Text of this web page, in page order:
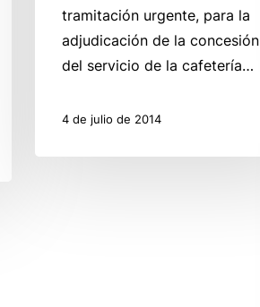
tramitación urgente, para la
adjudicación de la concesión
del servicio de la cafetería…
4 de julio de 2014